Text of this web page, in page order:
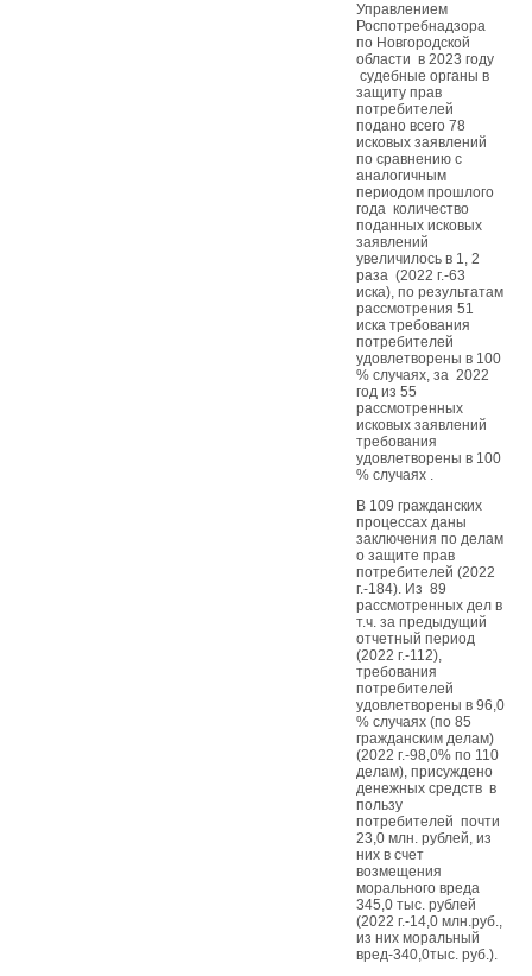
Управлением
Роспотребнадзора
по Новгородской
области в 2023 году
судебные органы в
защиту прав
потребителей
подано всего 78
исковых заявлений
по сравнению с
аналогичным
периодом прошлого
года количество
поданных исковых
заявлений
увеличилось в 1, 2
раза (2022 г.-63
иска), по результатам
рассмотрения 51
иска требования
потребителей
удовлетворены в 100
% случаях, за 2022
год из 55
рассмотренных
исковых заявлений
требования
удовлетворены в 100
% случаях .
В 109 гражданских
процессах даны
заключения по делам
о защите прав
потребителей (2022
г.-184). Из 89
рассмотренных дел в
т.ч. за предыдущий
отчетный период
(2022 г.-112),
требования
потребителей
удовлетворены в 96,0
% случаях (по 85
гражданским делам)
(2022 г.-98,0% по 110
делам), присуждено
денежных средств в
пользу
потребителей почти
23,0 млн. рублей, из
них в счет
возмещения
морального вреда
345,0 тыс. рублей
(2022 г.-14,0 млн.руб.,
из них моральный
вред-340,0тыс. руб.).